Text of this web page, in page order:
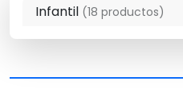
adicionales dependiendo del
Las sillas de ruedas PCI
Infantil (18 productos)